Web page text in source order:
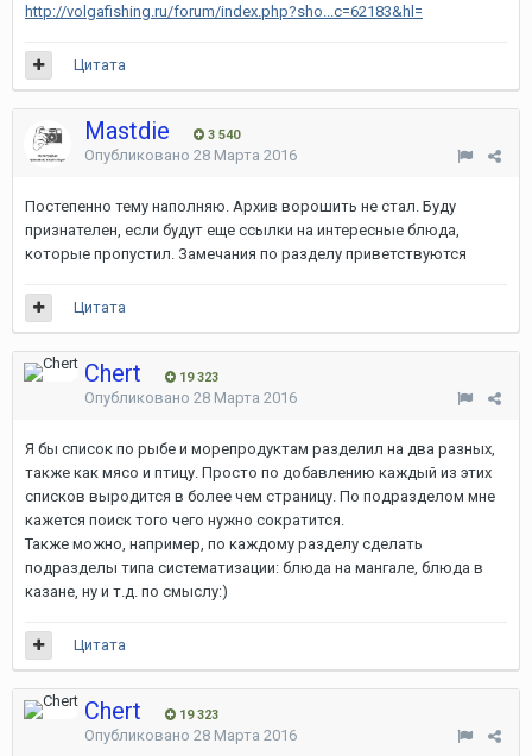
http://volgafishing.ru/forum/index.php?sho...c=62183&hl=
Цитата
Mastdie 3 540
Опубликовано 28 Марта 2016
Постепенно тему наполняю. Архив ворошить не стал. Буду
признателен, если будут еще ссылки на интересные блюда,
которые пропустил. Замечания по разделу приветствуются
Цитата
Chert 19 323
Опубликовано 28 Марта 2016
Я бы список по рыбе и морепродуктам разделил на два разных,
также как мясо и птицу. Просто по добавлению каждый из этих
списков выродится в более чем страницу. По подразделом мне
кажется поиск того чего нужно сократится.
Также можно, например, по каждому разделу сделать
подразделы типа систематизации: блюда на мангале, блюда в
казане, ну и т.д. по смыслу:)
Цитата
Chert 19 323
Опубликовано 28 Марта 2016